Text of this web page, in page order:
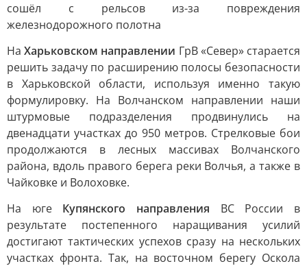
сошёл с рельсов из-за повреждения
железнодорожного полотна
НаХарьковском направлении ГрВ «Север» старается
решить задачу по расширению полосы безопасности
в Харьковской области, используя именно такую
формулировку. На Волчанском направлении наши
штурмовые подразделения продвинулись на
двенадцати участках до 950 метров. Стрелковые бои
продолжаются в лесных массивах Волчанского
района, вдоль правого берега реки Волчья, а также в
Чайковке и Волоховке.
На юге Купянского направления ВС России в
результате постепенного наращивания усилий
достигают тактических успехов сразу на нескольких
участках фронта. Так, на восточном берегу Оскола